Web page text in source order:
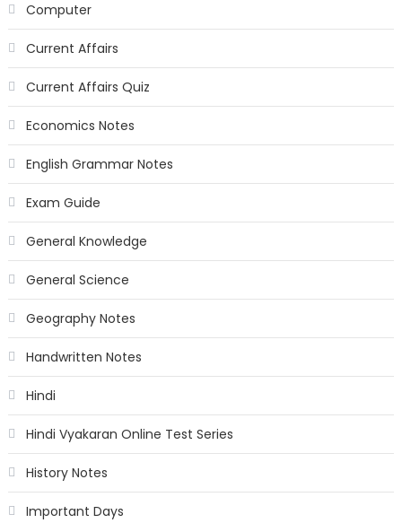
Computer
Current Affairs
Current Affairs Quiz
Economics Notes
English Grammar Notes
Exam Guide
General Knowledge
General Science
Geography Notes
Handwritten Notes
Hindi
Hindi Vyakaran Online Test Series
History Notes
Important Days